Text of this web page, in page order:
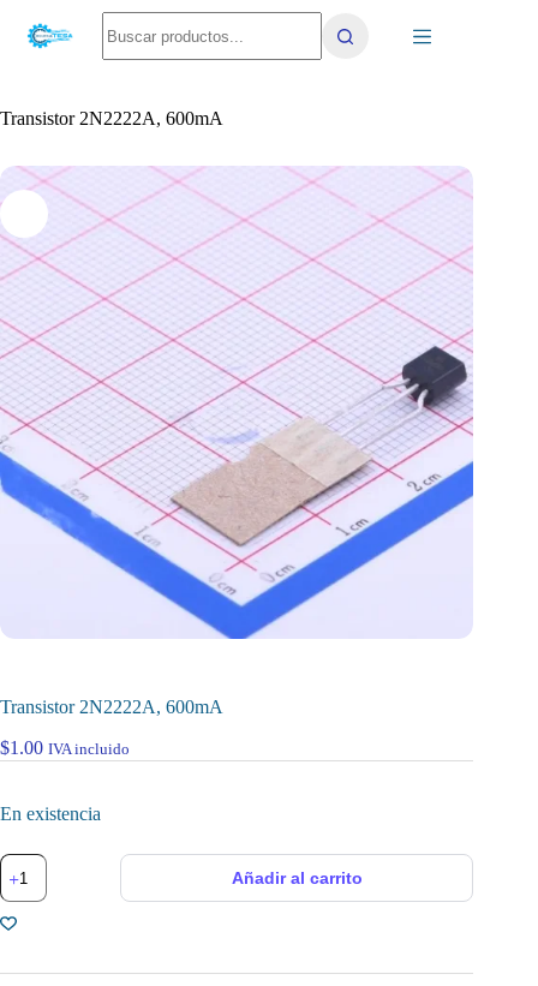
contenido
results
Transistor 2N2222A, 600mA
Transistor 2N2222A, 600mA
$1.00 IVA incluido
En existencia
Transistor
2N2222A,
600mA
cantidad
Añadir al carrito